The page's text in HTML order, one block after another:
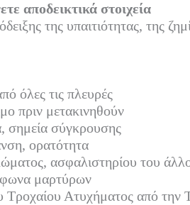
αποδεικτικά στοιχεία
της υπαιτιότητας, της
όλες τις πλευρές
πριν μετακινηθούν
σημεία σύγκρουσης
ορατότητα
ασφαλιστηρίου του
μαρτύρων
Ατυχήματος από την